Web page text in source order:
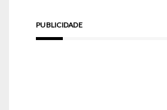
PUBLICIDADE